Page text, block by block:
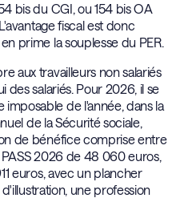
bis du CGI, ou 154 bis OA
fiscal est donc
prime la souplesse du PER.
aux travailleurs non salariés
salariés. Pour 2026, il se
de l'année, dans la
de la Sécurité sociale,
de bénéfice comprise entre
2026 de 48 060 euros,
euros, avec un plancher
une profession